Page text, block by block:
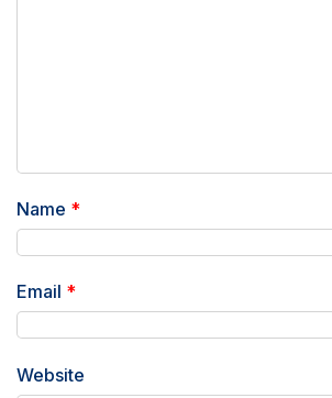
Name *
Email *
Website